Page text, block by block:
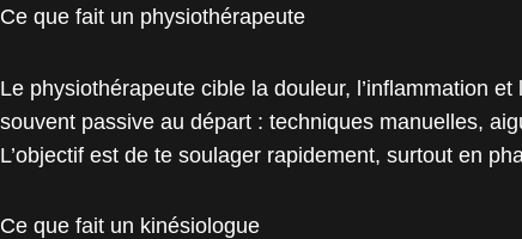
Ce que fait un physiothérapeute
Le physiothérapeute cible la douleur, l’inflammation
souvent passive au départ : techniques manuelles,
L’objectif est de te soulager rapidement, surtout en
Ce que fait un kinésiologue